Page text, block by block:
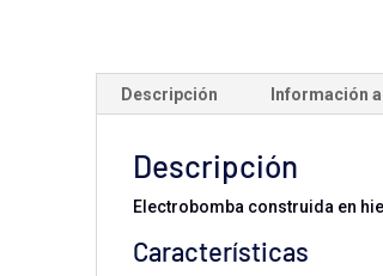
Descripción Información
Descripción
Electrobomba construida en
Características